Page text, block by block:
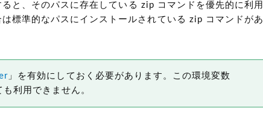
と、そのパスに存在している zip コマンドを優先的に利用
標準的なパスにインストールされている zip コマンドがあ
」を有効にしておく必要があります。この環境変数
利用できません。